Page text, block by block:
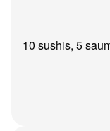
10 sushis, 5